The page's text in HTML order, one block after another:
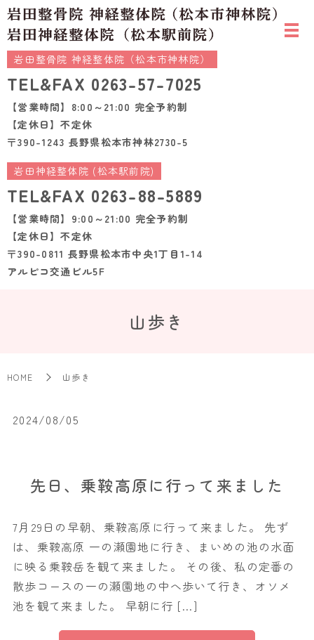
岩田整骨院 神経整体院（松本市神林院）
TEL&FAX 0263-57-7025
【営業時間】8:00～21:00 完全予約制
【定休日】不定休
〒390-1243 長野県松本市神林2730-5
岩田神経整体院 (松本駅前院)
TEL&FAX 0263-88-5889
【営業時間】9:00～21:00 完全予約制
【定休日】不定休
〒390-0811 長野県松本市中央1丁目1-14
アルピコ交通ビル5F
山歩き
HOME 山歩き
2024/08/05
先日、乗鞍高原に行って来ました
7月29日の早朝、乗鞍高原に行って来ました。 先ず
は、乗鞍高原 一の瀬園地に行き、まいめの池の水面
に映る乗鞍岳を観て来ました。 その後、私の定番の
散歩コースの一の瀬園地の中へ歩いて行き、オソメ
池を観て来ました。 早朝に行 […]